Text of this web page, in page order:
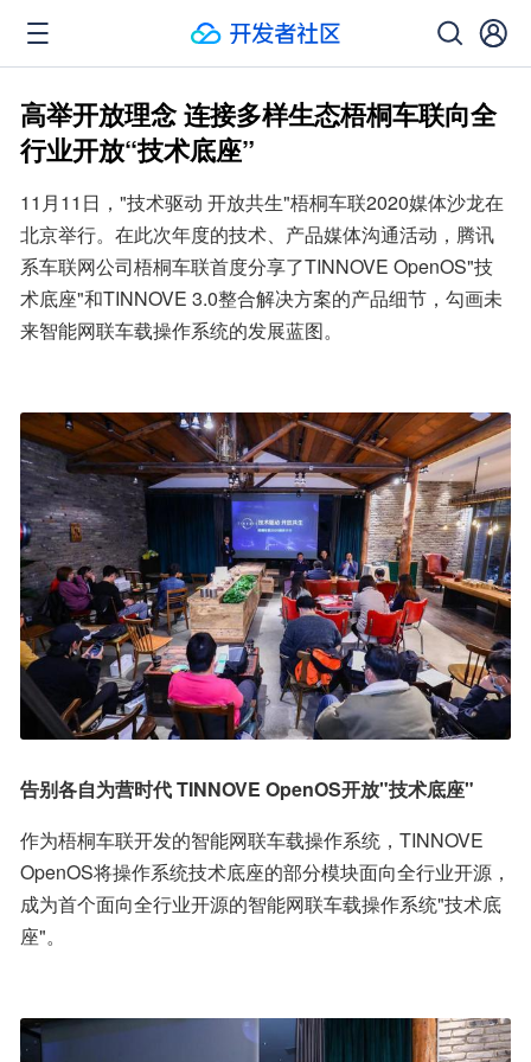
高举开放理念 连接多样生态梧桐车联向全
行业开放“技术底座”
11月11日，"技术驱动 开放共生"梧桐车联2020媒体沙龙在
北京举行。在此次年度的技术、产品媒体沟通活动，腾讯
系车联网公司梧桐车联首度分享了TINNOVE OpenOS"技
术底座"和TINNOVE 3.0整合解决方案的产品细节，勾画未
来智能网联车载操作系统的发展蓝图。
告别各自为营时代 TINNOVE OpenOS开放"技术底座"
作为梧桐车联开发的智能网联车载操作系统，TINNOVE
OpenOS将操作系统技术底座的部分模块面向全行业开源，
成为首个面向全行业开源的智能网联车载操作系统"技术底
座"。